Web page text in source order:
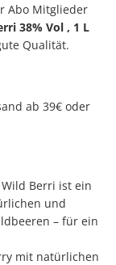
Abo Mitglieder
38% Vol , 1 L
Qualität.
ab 39€ oder
Berri ist ein
und
– für ein
mit natürlichen